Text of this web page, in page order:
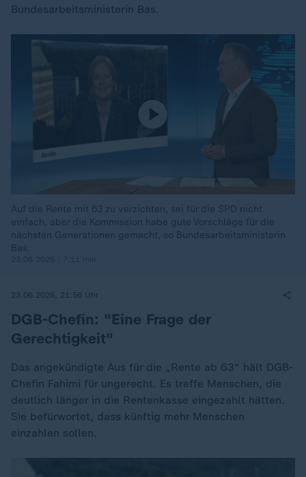
Bundesarbeitsministerin Bas.
Auf die Rente mit 63 zu verzichten, sei für die SPD nicht
einfach, aber die Kommission habe gute Vorschläge für die
nächsten Generationen gemacht, so Bundesarbeitsministerin
Bas.
23.06.2026, 21:56 Uhr
DGB-Chefin: "Eine Frage der
Gerechtigkeit"
Das angekündigte Aus für die „Rente ab 63“ hält DGB-
Chefin Fahimi für ungerecht. Es treffe Menschen, die
deutlich länger in die Rentenkasse eingezahlt hätten.
Sie befürwortet, dass künftig mehr Menschen
einzahlen sollen.